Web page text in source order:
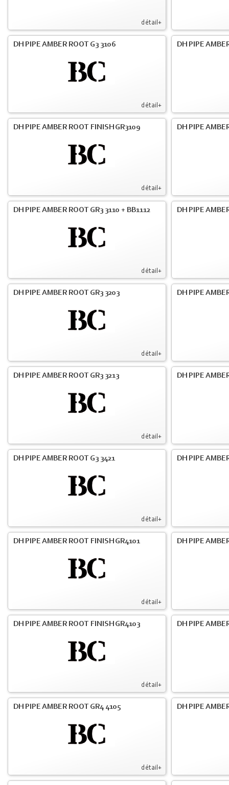
détail+
détail+
DH PIPE AMBER ROOT G3 3106 DH PIPE
détail+
DH PIPE AMBER ROOT FINISH GR3109 DH PIPE
détail+
DH PIPE AMBER ROOT GR3 3110 + BB1112 DH PIPE
détail+
DH PIPE AMBER ROOT GR3 3203 DH PIPE
détail+
DH PIPE AMBER ROOT GR3 3213 DH PIPE
détail+
DH PIPE AMBER ROOT G3 3421 DH PIPE
détail+
DH PIPE AMBER ROOT FINISH GR4101 DH PIPE
détail+
DH PIPE AMBER ROOT FINISH GR4103 DH PIPE
détail+
DH PIPE AMBER ROOT GR4 4105 DH PIPE